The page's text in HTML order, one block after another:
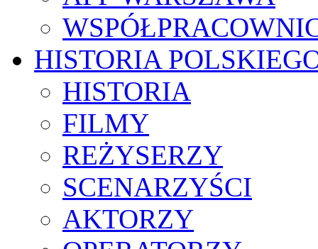
HISTORIA
HISTORIA
FILMY
REŻYSERZY
SCENARZYŚCI
AKTORZY